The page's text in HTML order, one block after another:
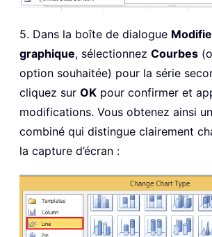
5. Dans la boîte de dialogue
graphique, sélectionnez Courbes
option souhaitée) pour la série
cliquez sur OK pour confirmer et
modifications. Vous obtenez ainsi
combiné qui distingue clairement
la capture d’écran :